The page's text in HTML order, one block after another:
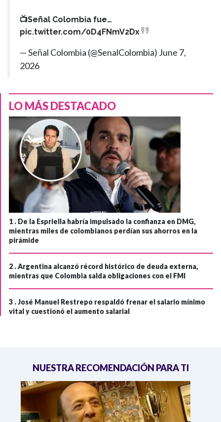
📺Señal Colombia fue…
pic.twitter.com/0D4FNmV2Dx
— Señal Colombia (@SenalColombia) June 7,
2026
LO MÁS DESTACADO
1 . De la Espriella habría impulsado la confianza en DMG,
mientras miles de colombianos perdían sus ahorros en la
pirámide
2 .Argentina alcanzó récord histórico de deuda externa,
mientras que Colombia salda obligaciones con el FMI
3 .José Manuel Restrepo respaldó frenar el salario mínimo
vital y cuestionó el aumento salarial
NUESTRA RECOMENDACIÓN PARA TI